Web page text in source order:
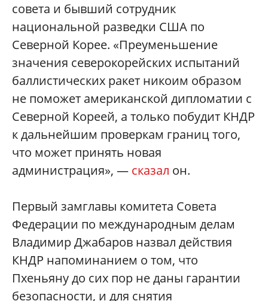
совета и бывший сотрудник
национальной разведки США по
Северной Корее. «Преуменьшение
значения северокорейских испытаний
баллистических ракет никоим образом
не поможет американской дипломатии с
Северной Кореей, а только побудит КНДР
к дальнейшим проверкам границ того,
что может принять новая
администрация», — сказал он.
Первый замглавы комитета Совета
Федерации по международным делам
Владимир Джабаров назвал действия
КНДР напоминанием о том, что
Пхеньяну до сих пор не даны гарантии
безопасности, и для снятия